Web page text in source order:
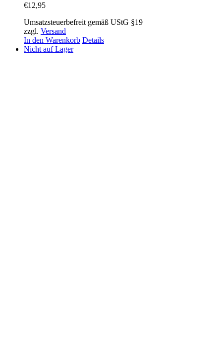
€12,95
Umsatzsteuerbefreit gemäß UStG §19
zzgl. Versand
In den Warenkorb Details
Nicht auf Lager